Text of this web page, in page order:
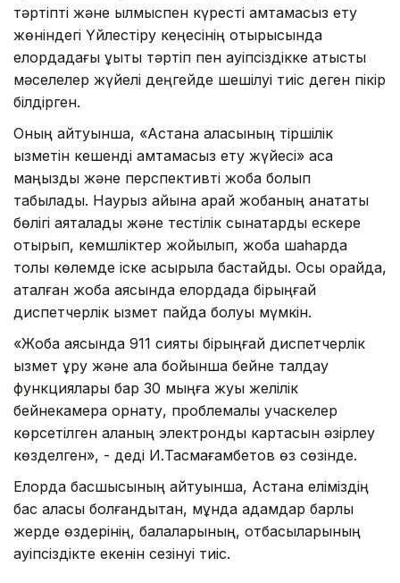
тәртіпті және қылмыспен күресті қамтамасыз ету
жөніндегі Үйлестіру кеңесінің отырысында
елордадағы құқықтық тәртіп пен қауіпсіздікке қатысты
мәселелер жүйелі деңгейде шешілуі тиіс деген пікір
білдірген.
Оның айтуынша, «Астана қаласының тіршілік
қызметін кешенді қамтамасыз ету жүйесі» аса
маңызды және перспективті жоба болып
табылады. Наурыз айына қарай жобаның қанатқақты
бөлігі аяқталады және тестілік сынақтарды ескере
отырып, кемшліктер жойылып, жоба шаһарда
толық көлемде іске асырыла бастайды. Осы орайда,
аталған жоба аясында елордада бірыңғай
диспетчерлік қызмет пайда болуы мүмкін.
«Жоба аясында 911 сияқты бірыңғай диспетчерлік
қызмет құру және қала бойынша бейне талдау
функциялары бар 30 мыңға жуық желілік
бейнекамера орнату, проблемалық учаскелер
көрсетілген қаланың электронды картасын әзірлеу
көзделген», - деді И.Тасмағамбетов өз сөзінде.
Елорда басшысының айтуынша, Астана еліміздің
бас қаласы болғандықтан, мұнда адамдар барлық
жерде өздерінің, балаларының, отбасыларының
қауіпсіздікте екенін сезінуі тиіс.